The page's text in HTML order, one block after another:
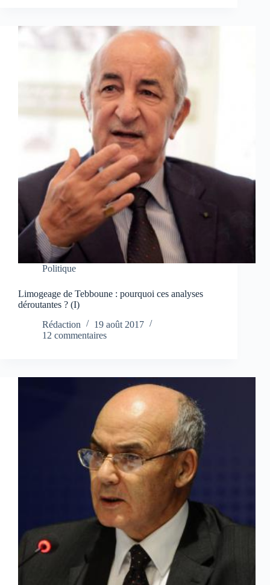
Politique
Limogeage de Tebboune : pourquoi ces analyses
déroutantes ? (I)
Rédaction
19 août 2017
12 commentaires